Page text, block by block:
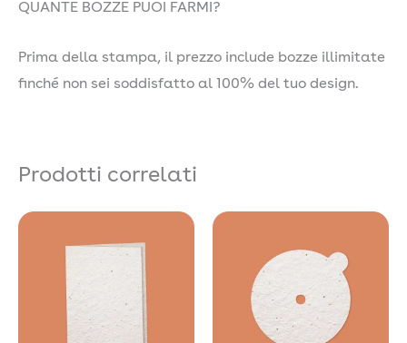
QUANTE BOZZE PUOI FARMI?
Prima della stampa, il prezzo include bozze illimitate
finché non sei soddisfatto al 100% del tuo design.
Prodotti correlati